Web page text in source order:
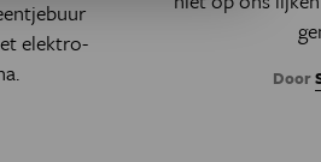
elektro-
Door